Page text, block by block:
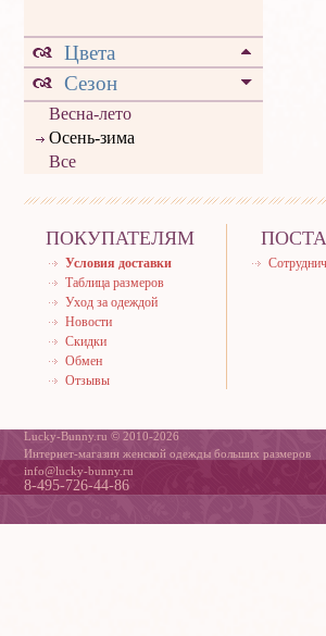
Цвета
Сезон
Весна-лето
Осень-зима
Все
ПОКУПАТЕЛЯМ
Условия доставки
Таблица размеров
Уход за одеждой
Новости
Скидки
Обмен
Отзывы
Lucky-Bunny.ru © 2010-2026
Интернет-магазин женской одежды больших размеров
info@lucky-bunny.ru
8-495-726-44-86